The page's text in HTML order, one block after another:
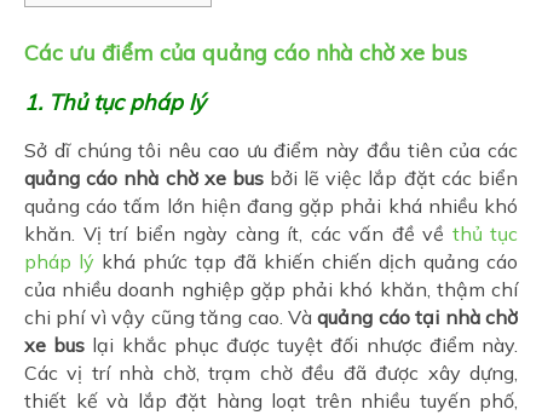
Các ưu điểm của quảng cáo nhà chờ xe bus
1. Thủ tục pháp lý
Sở dĩ chúng tôi nêu cao ưu điểm này đầu tiên của các
quảng cáo nhà chờ xe bus bởi lẽ việc lắp đặt các biển
quảng cáo tấm lớn hiện đang gặp phải khá nhiều khó
khăn. Vị trí biển ngày càng ít, các vấn đề về thủ tục
pháp lý khá phức tạp đã khiến chiến dịch quảng cáo
của nhiều doanh nghiệp gặp phải khó khăn, thậm chí
chi phí vì vậy cũng tăng cao. Vàquảng cáo tại nhà chờ
xe bus lại khắc phục được tuyệt đối nhược điểm này.
Các vị trí nhà chờ, trạm chờ đều đã được xây dựng,
thiết kế và lắp đặt hàng loạt trên nhiều tuyến phố,